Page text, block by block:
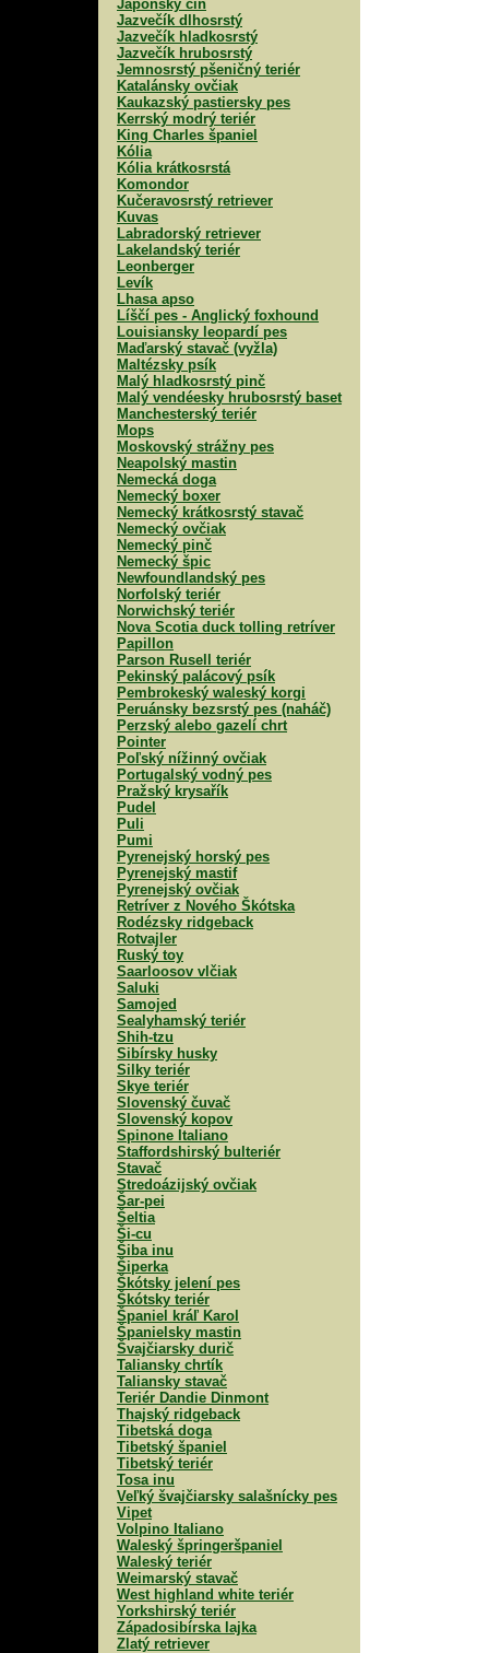
Japonský čin
Jazvečík dlhosrstý
Jazvečík hladkosrstý
Jazvečík hrubosrstý
Jemnosrstý pšeničný teriér
Katalánsky ovčiak
Kaukazský pastiersky pes
Kerrský modrý teriér
King Charles španiel
Kólia
Kólia krátkosrstá
Komondor
Kučeravosrstý retriever
Kuvas
Labradorský retriever
Lakelandský teriér
Leonberger
Levík
Lhasa apso
Líščí pes - Anglický foxhound
Louisiansky leopardí pes
Maďarský stavač (vyžla)
Maltézsky psík
Malý hladkosrstý pinč
Malý vendéesky hrubosrstý baset
Manchesterský teriér
Mops
Moskovský strážny pes
Neapolský mastin
Nemecká doga
Nemecký boxer
Nemecký krátkosrstý stavač
Nemecký ovčiak
Nemecký pinč
Nemecký špic
Newfoundlandský pes
Norfolský teriér
Norwichský teriér
Nova Scotia duck tolling retríver
Papillon
Parson Rusell teriér
Pekinský palácový psík
Pembrokeský waleský korgi
Peruánsky bezsrstý pes (naháč)
Perzský alebo gazelí chrt
Pointer
Poľský nížinný ovčiak
Portugalský vodný pes
Pražský krysařík
Pudel
Puli
Pumi
Pyrenejský horský pes
Pyrenejský mastif
Pyrenejský ovčiak
Retríver z Nového Škótska
Rodézsky ridgeback
Rotvajler
Ruský toy
Saarloosov vlčiak
Saluki
Samojed
Sealyhamský teriér
Shih-tzu
Sibírsky husky
Silky teriér
Skye teriér
Slovenský čuvač
Slovenský kopov
Spinone Italiano
Staffordshirský bulteriér
Stavač
Stredoázijský ovčiak
Šar-pei
Šeltia
Ši-cu
Šiba inu
Šiperka
Škótsky jelení pes
Škótsky teriér
Španiel kráľ Karol
Španielsky mastin
Švajčiarsky durič
Taliansky chrtík
Taliansky stavač
Teriér Dandie Dinmont
Thajský ridgeback
Tibetská doga
Tibetský španiel
Tibetský teriér
Tosa inu
Veľký švajčiarsky salašnícky pes
Vipet
Volpino Italiano
Waleský špringeršpaniel
Waleský teriér
Weimarský stavač
West highland white teriér
Yorkshirský teriér
Západosibírska lajka
Zlatý retriever